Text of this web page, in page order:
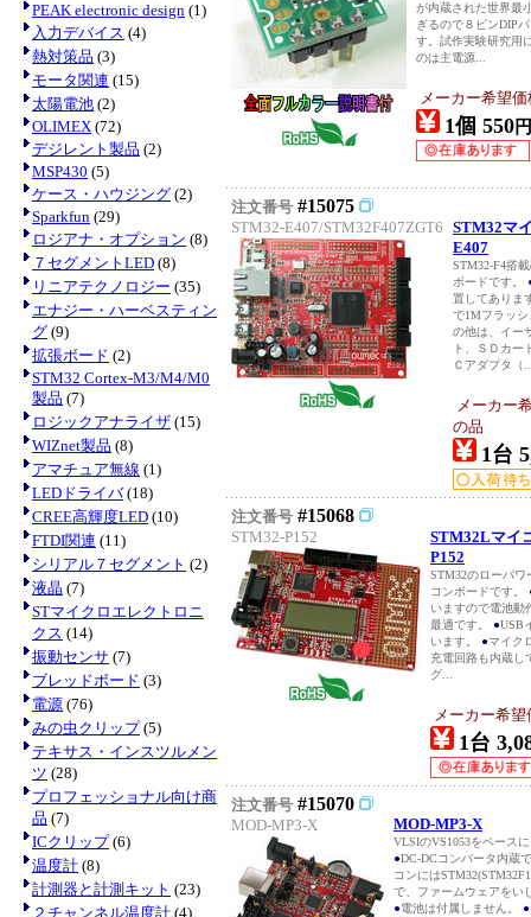
PEAK electronic design (1)
入力デバイス (4)
熱対策品 (3)
モータ関連 (15)
太陽電池 (2)
OLIMEX (72)
デジレント製品 (2)
MSP430 (5)
ケース・ハウジング (2)
Sparkfun (29)
ロジアナ・オプション (8)
７セグメントLED (8)
リニアテクノロジー (35)
エナジー・ハーベスティン
グ (9)
拡張ボード (2)
STM32 Cortex-M3/M4/M0
製品 (7)
ロジックアナライザ (15)
WIZnet製品 (8)
アマチュア無線 (1)
LEDドライバ(18)
CREE高輝度LED (10)
FTDI関連 (11)
シリアル７セグメント (2)
液晶 (7)
STマイクロエレクトロニ
クス (14)
振動センサ (7)
ブレッドボード (3)
電源 (76)
みの虫クリップ(5)
テキサス・インスツルメン
ツ (28)
プロフェッショナル向け商
品 (7)
ICクリップ(6)
温度計 (8)
計測器と計測キット (23)
２チャンネル温度計 (4)
が内蔵された世界最
ぎるので８ピンDIP
す。試作実験研究用
のは主電源...
メーカー希望
1個 550円
注文番号 #15075
STM32-E407/STM32F407ZGT6 STM32マ
E407
STM32-F4搭
ボードです。
置してありま
で1Mフラッ
の他は、イー
ト、ＳＤカー
Ｃアダプタ（
メーカー
の品
1台
注文番号 #15068
STM32-P152
STM32Lマイ
P152
STM32のローパワ
コンボードです。
いますので電池動
最適です。 ●USB
います。 ●マイク
充電回路も内蔵し
グ...
メーカー希望
1台
注文番号 #15070
MOD-MP3-X MOD-MP3-X
VLSIのVS1053をベース
●DC-DCコンバータ内蔵
コンには
で、ファームウェアをい
●電池は付属しません。 ●